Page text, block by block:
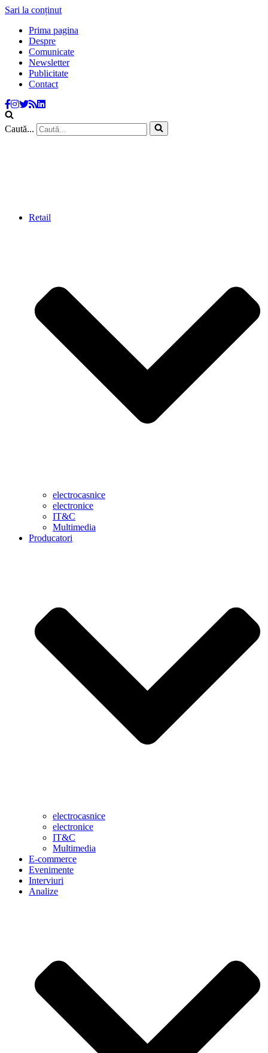
Sari la conținut
Prima pagina
Despre
Comunicate
Newsletter
Publicitate
Contact
Caută...
Retail
electrocasnice
electronice
IT&C
Multimedia
Producatori
electrocasnice
electronice
IT&C
Multimedia
E-commerce
Evenimente
Interviuri
Analize